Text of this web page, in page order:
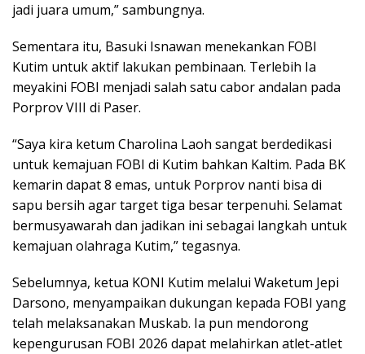
jadi juara umum,” sambungnya.
Sementara itu, Basuki Isnawan menekankan FOBI
Kutim untuk aktif lakukan pembinaan. Terlebih Ia
meyakini FOBI menjadi salah satu cabor andalan pada
Porprov VIII di Paser.
“Saya kira ketum Charolina Laoh sangat berdedikasi
untuk kemajuan FOBI di Kutim bahkan Kaltim. Pada BK
kemarin dapat 8 emas, untuk Porprov nanti bisa di
sapu bersih agar target tiga besar terpenuhi. Selamat
bermusyawarah dan jadikan ini sebagai langkah untuk
kemajuan olahraga Kutim,” tegasnya.
Sebelumnya, ketua KONI Kutim melalui Waketum Jepi
Darsono, menyampaikan dukungan kepada FOBI yang
telah melaksanakan Muskab. Ia pun mendorong
kepengurusan FOBI 2026 dapat melahirkan atlet-atlet